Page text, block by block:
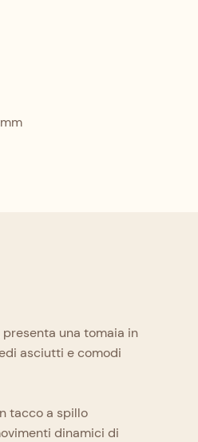
una tomaia in
asciutti e comodi
tacco a spillo
dinamici di